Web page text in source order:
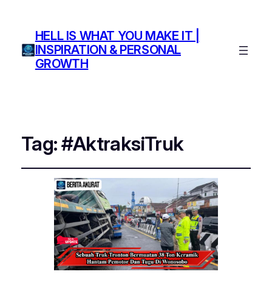
HELL IS WHAT YOU MAKE IT |
INSPIRATION & PERSONAL
GROWTH
Tag:#AktraksiTruk